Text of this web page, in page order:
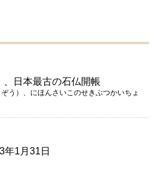
日本最古の石仏開帳
う）、にほんさいこのせきぶつかいちょ
年1月31日